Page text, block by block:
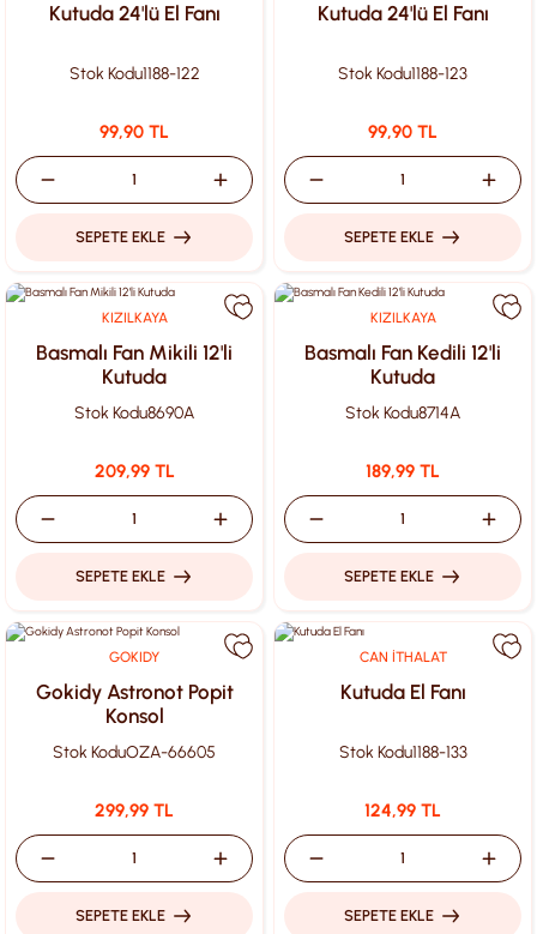
Kutuda 24'lü El Fanı
Stok Kodu1188-122
99,90 TL
SEPETE EKLE
Kutuda 24'lü El Fanı
Stok Kodu1188-123
99,90 TL
SEPETE EKLE
KIZILKAYA
Basmalı Fan Mikili 12'li
Kutuda
Stok Kodu8690A
209,99 TL
SEPETE EKLE
KIZILKAYA
Basmalı Fan Kedili 12'li
Kutuda
Stok Kodu8714A
189,99 TL
SEPETE EKLE
GOKIDY
Gokidy Astronot Popit
Konsol
Stok KoduOZA-66605
299,99 TL
SEPETE EKLE
CAN İTHALAT
Kutuda El Fanı
Stok Kodu1188-133
124,99 TL
SEPETE EKLE